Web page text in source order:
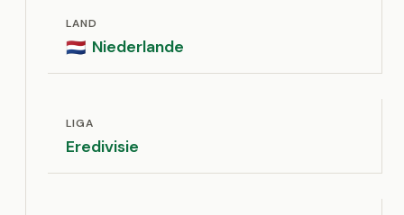
LAND
🇳🇱 Niederlande
LIGA
Eredivisie